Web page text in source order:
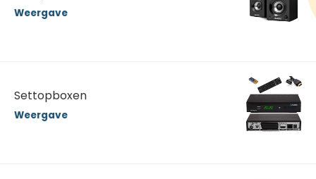
Weergave
Settopboxen
Weergave